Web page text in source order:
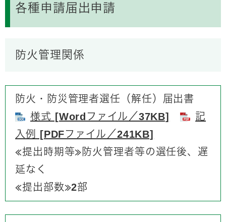
各種申請届出申請
防火管理関係
防火・防災管理者選任（解任）届出書
様式 [Wordファイル／37KB]
記
入例 [PDFファイル／241KB]
≪提出時期等≫防火管理者等の選任後、遅
延なく
≪提出部数≫2部